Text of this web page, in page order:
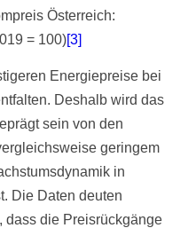
Österreich:
= 100)[3]
Energiepreise bei
Deshalb wird das
sein von den
geringem
in
Die Daten deuten
dass die Preisrückgänge